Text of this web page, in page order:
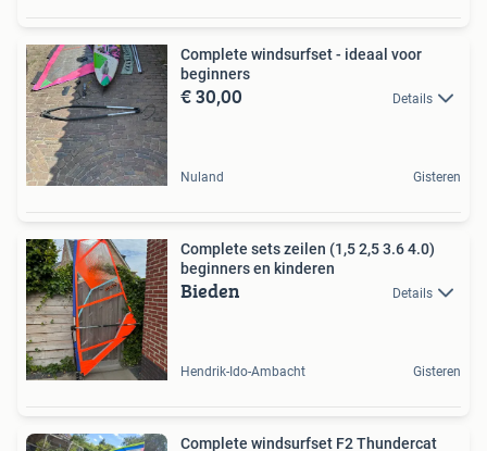
Complete windsurfset - ideaal voor
beginners
€ 30,00 Details
Nuland Gisteren
Complete sets zeilen (1,5 2,5 3.6 4.0)
beginners en kinderen
Bieden Details
Hendrik-Ido-Ambacht Gisteren
Complete windsurfset F2 Thundercat